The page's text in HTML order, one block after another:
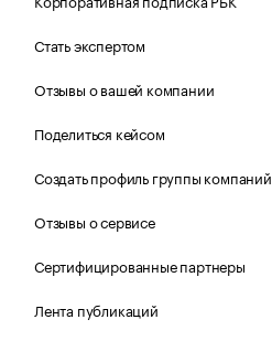
Стать экспертом
Отзывы о вашей компании
Поделиться кейсом
Создать профиль группы компаний
Отзывы о сервисе
Сертифицированные партнеры
Лента публикаций